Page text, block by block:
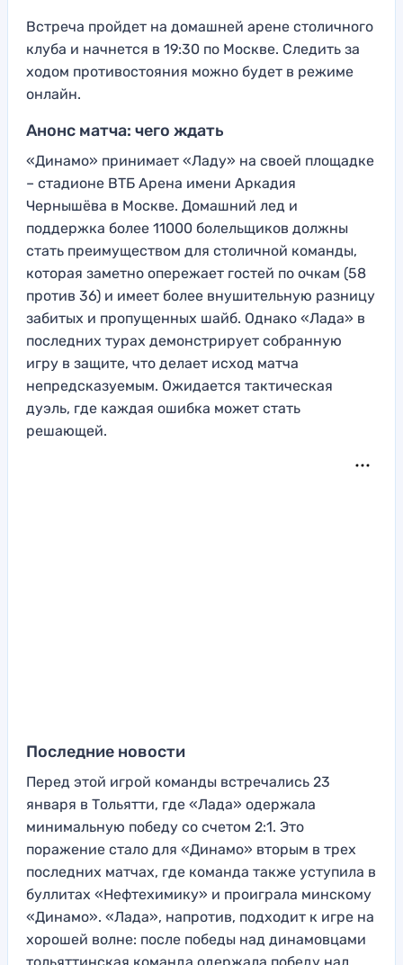
Встреча пройдет на домашней арене столичного
клуба и начнется в 19:30 по Москве. Следить за
ходом противостояния можно будет в режиме
онлайн.
Анонс матча: чего ждать
«Динамо» принимает «Ладу» на своей площадке
– стадионе ВТБ Арена имени Аркадия
Чернышёва в Москве. Домашний лед и
поддержка более 11000 болельщиков должны
стать преимуществом для столичной команды,
которая заметно опережает гостей по очкам (58
против 36) и имеет более внушительную разницу
забитых и пропущенных шайб. Однако «Лада» в
последних турах демонстрирует собранную
игру в защите, что делает исход матча
непредсказуемым. Ожидается тактическая
дуэль, где каждая ошибка может стать
решающей.
Последние новости
Перед этой игрой команды встречались 23
января в Тольятти, где «Лада» одержала
минимальную победу со счетом 2:1. Это
поражение стало для «Динамо» вторым в трех
последних матчах, где команда также уступила в
буллитах «Нефтехимику» и проиграла минскому
«Динамо». «Лада», напротив, подходит к игре на
хорошей волне: после победы над динамовцами